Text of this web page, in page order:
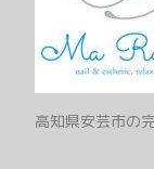
高知県安芸市の